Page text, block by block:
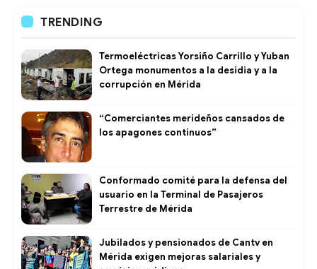
TRENDING
Termoeléctricas Yorsiño Carrillo y Yuban
Ortega monumentos a la desidia y a la
corrupción en Mérida
“Comerciantes merideños cansados de
los apagones continuos”
Conformado comité para la defensa del
usuario en la Terminal de Pasajeros
Terrestre de Mérida
Jubilados y pensionados de Cantv en
Mérida exigen mejoras salariales y